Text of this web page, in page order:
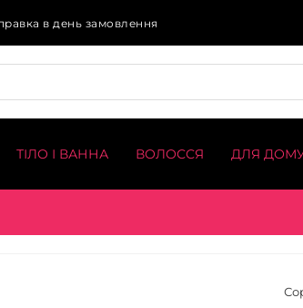
в день замовлення
ТІЛО І ВАННА ВОЛОССЯ ДЛЯ